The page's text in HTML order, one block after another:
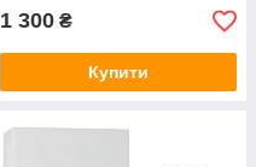
1 300 ₴
Купити